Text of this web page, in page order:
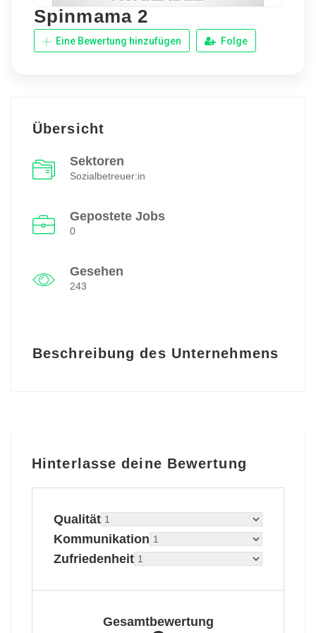
Spinmama 2
Eine Bewertung hinzufügen Folge
Übersicht
Sektoren
Sozialbetreuer:in
Gepostete Jobs
0
Gesehen
243
Beschreibung des Unternehmens
Hinterlasse deine Bewertung
Qualität
Kommunikation
Zufriedenheit
Gesamtbewertung